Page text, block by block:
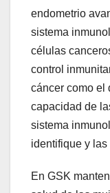
endometrio
sistema
células
control
cáncer como el
capacidad de
sistema
identifique y las
En GSK